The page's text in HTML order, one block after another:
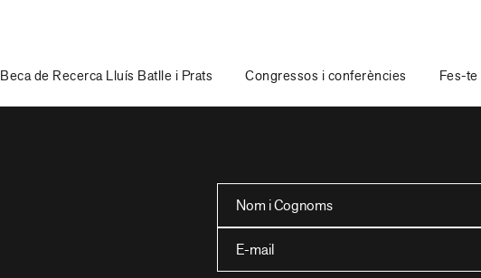
Beca de Recerca Lluís Batlle i Prats Congressos i conferències Fes-